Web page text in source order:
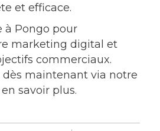
et efficace.
à Pongo pour
marketing digital et
commerciaux.
maintenant via notre
savoir plus.